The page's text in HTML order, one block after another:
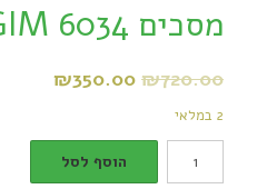
מסכים FOGIM 6034
₪720.00
₪350.00
2 במלאי
ארגונומית
הוסף לסל